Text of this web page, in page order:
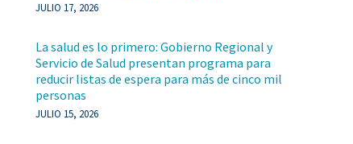
JULIO 17, 2026
La salud es lo primero: Gobierno Regional y
Servicio de Salud presentan programa para
reducir listas de espera para más de cinco mil
personas
JULIO 15, 2026